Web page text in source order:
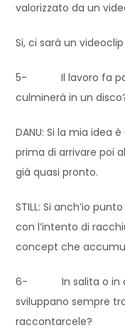
valorizzato da un
Si, ci sarà un videoclip
5- Il lavoro fa
culminerà in un
DANU: Si la mia idea
prima di arrivare poi
già quasi pronto.
STILL: Si anch’io
con l’intento di
concept che
6- In salita o in
sviluppano sempre
raccontarcele?